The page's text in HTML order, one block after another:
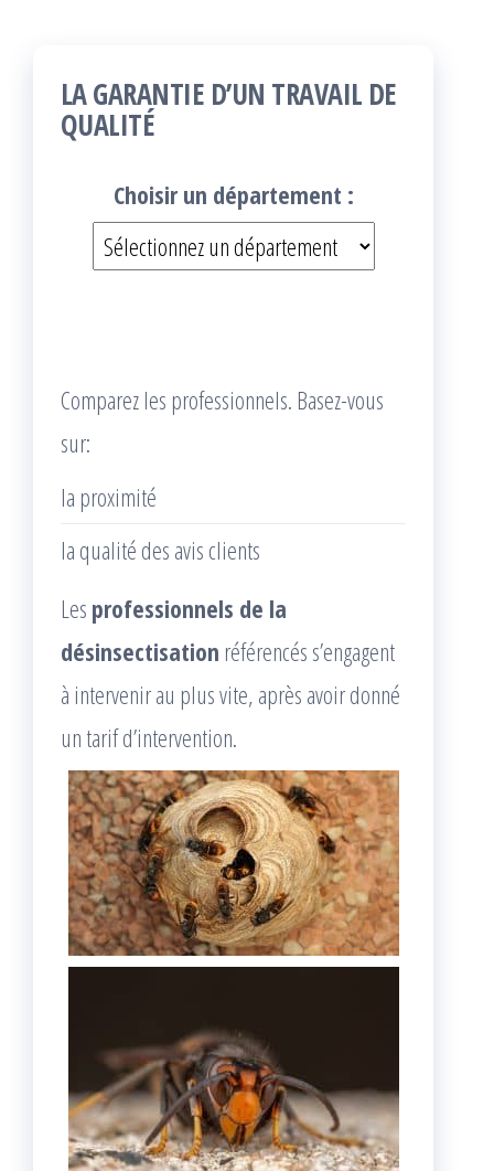
LA GARANTIE D’UN TRAVAIL DE
QUALITÉ
Choisir un département :
Comparez les professionnels. Basez-vous
sur:
la proximité
la qualité des avis clients
Les professionnels de la
désinsectisation référencés s’engagent
à intervenir au plus vite, après avoir donné
un tarif d’intervention.